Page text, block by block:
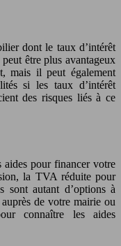
dont le taux d’intérêt
être plus avantageux
mais il peut également
si les taux d’intérêt
des risques liés à ce
aides pour financer votre
la TVA réduite pour
sont autant d’options à
de votre mairie ou
connaître les aides